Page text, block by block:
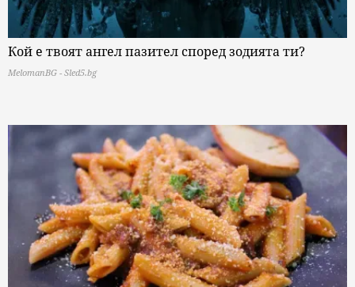
Кой е твоят ангел пазител според зодията ти?
MelomanBG - Sled5.bg